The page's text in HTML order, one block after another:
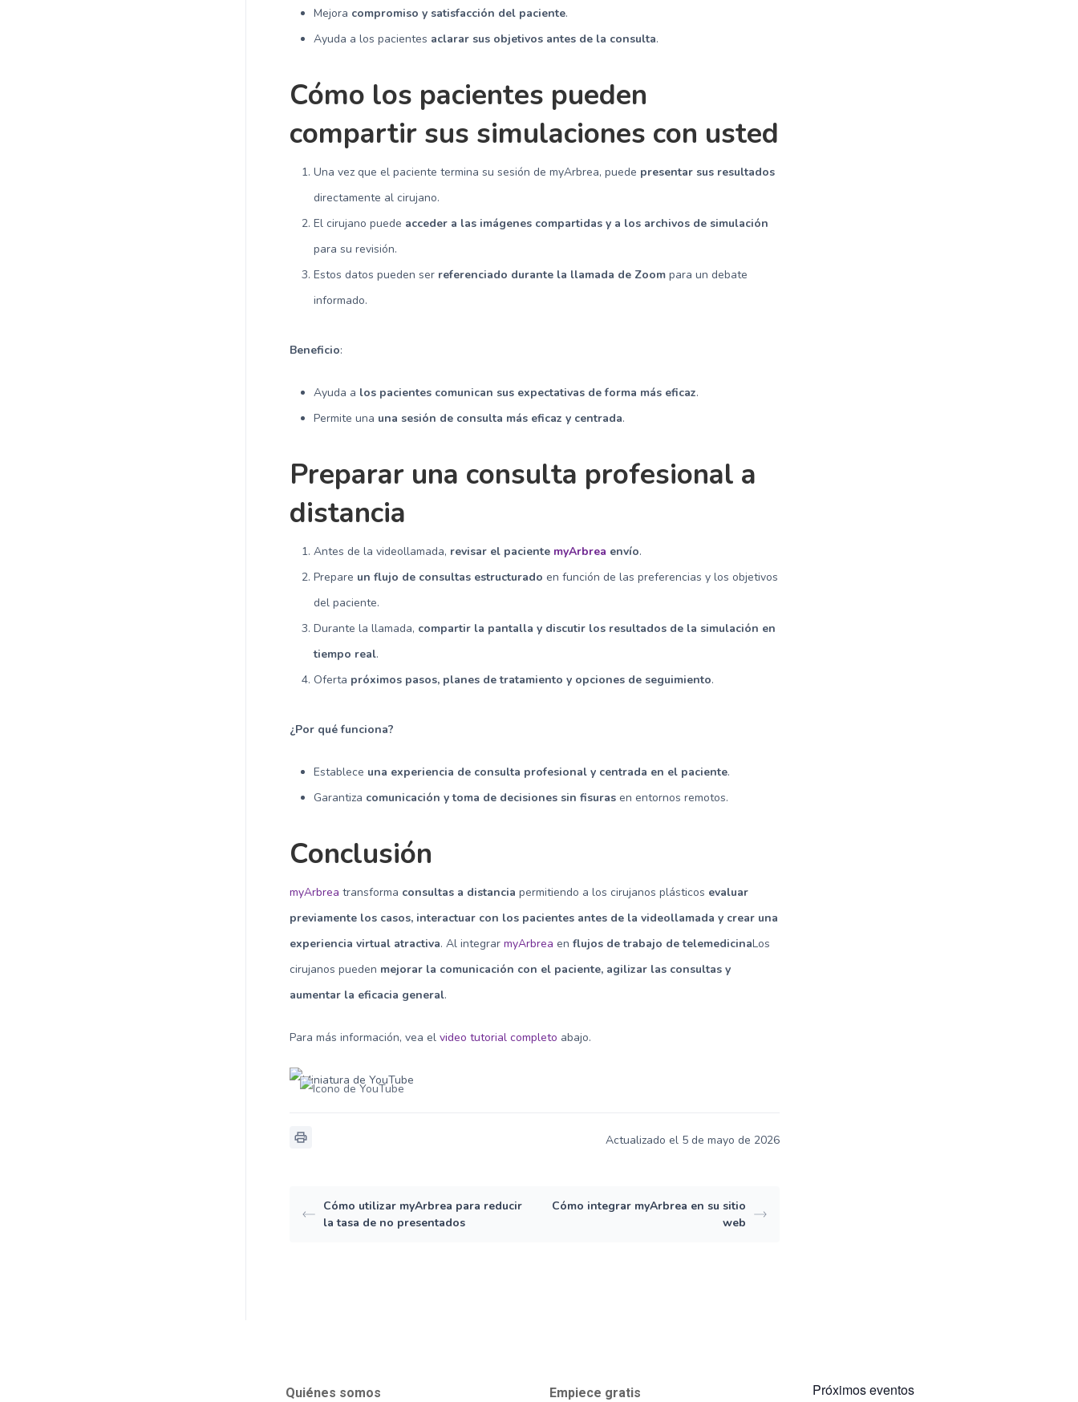
Mejora compromiso y satisfacción del paciente.
Ayuda a los pacientes aclarar sus objetivos antes de la consulta.
Cómo los pacientes pueden
compartir sus simulaciones con usted
Una vez que el paciente termina su sesión de myArbrea, puede presentar sus resultados
directamente al cirujano.
El cirujano puede acceder a las imágenes compartidas y a los archivos de simulación
para su revisión.
Estos datos pueden ser referenciado durante la llamada de Zoom para un debate
informado.
Beneficio:
Ayuda a los pacientes comunican sus expectativas de forma más eficaz.
Permite una una sesión de consulta más eficaz y centrada.
Preparar una consulta profesional a
distancia
Antes de la videollamada, revisar el paciente myArbrea envío.
Prepare un flujo de consultas estructurado en función de las preferencias y los objetivos
del paciente.
Durante la llamada, compartir la pantalla y discutir los resultados de la simulación en
tiempo real.
Oferta próximos pasos, planes de tratamiento y opciones de seguimiento.
¿Por qué funciona?
Establece una experiencia de consulta profesional y centrada en el paciente.
Garantiza comunicación y toma de decisiones sin fisuras en entornos remotos.
Conclusión
myArbrea transforma consultas a distancia permitiendo a los cirujanos plásticos evaluar
previamente los casos, interactuar con los pacientes antes de la videollamada y crear una
experiencia virtual atractiva. Al integrarmyArbrea enflujos de trabajo de telemedicinaLos
cirujanos pueden mejorar la comunicación con el paciente, agilizar las consultas y
aumentar la eficacia general.
Para más información, vea elvideo tutorial completo abajo.
Actualizado el 5 de mayo de 2026
Cómo utilizar myArbrea para reducir
la tasa de no presentados
Cómo integrar myArbrea en su sitio
web
Quiénes somos Empiece gratis Próximos eventos